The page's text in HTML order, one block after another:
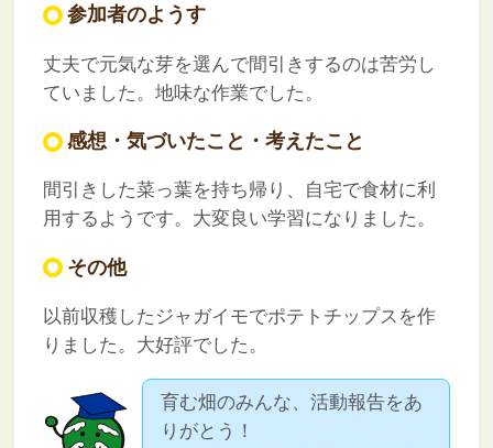
参加者のようす
丈夫で元気な芽を選んで間引きするのは苦労し
ていました。地味な作業でした。
感想・気づいたこと・考えたこと
間引きした菜っ葉を持ち帰り、自宅で食材に利
用するようです。大変良い学習になりました。
その他
以前収穫したジャガイモでポテトチップスを作
りました。大好評でした。
育む畑のみんな、活動報告をあ
りがとう！